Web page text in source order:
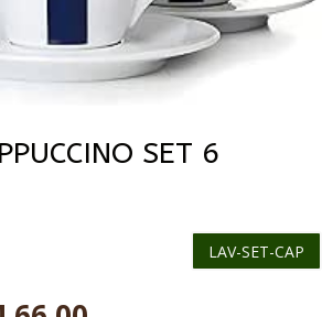
SET 6
LAV-SET-CAP